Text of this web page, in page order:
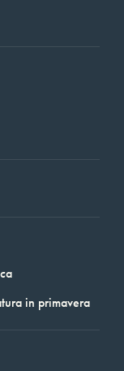
in primavera